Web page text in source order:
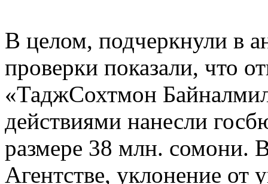
В целом, подчеркнули в
проверки показали, что
«ТаджСохтмон
действиями нанесли
размере 38 млн. сомони.
Агентстве, уклонение от